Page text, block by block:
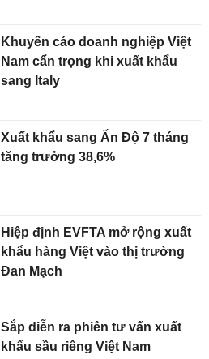
Khuyến cáo doanh nghiệp Việt
Nam cẩn trọng khi xuất khẩu
sang Italy
Xuất khẩu sang Ấn Độ 7 tháng
tăng trưởng 38,6%
Hiệp định EVFTA mở rộng xuất
khẩu hàng Việt vào thị trường
Đan Mạch
Sắp diễn ra phiên tư vấn xuất
khẩu sầu riêng Việt Nam